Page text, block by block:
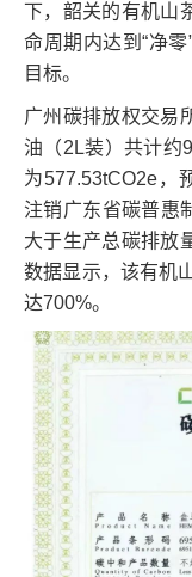
下，韶关的有机山
命周期内达到“净
目标。
广州碳排放权交易
油（2L装）共计约
为577.53tCO2e，
注销广东省碳普惠
大于生产总碳排放
数据显示，该有机
达700%。